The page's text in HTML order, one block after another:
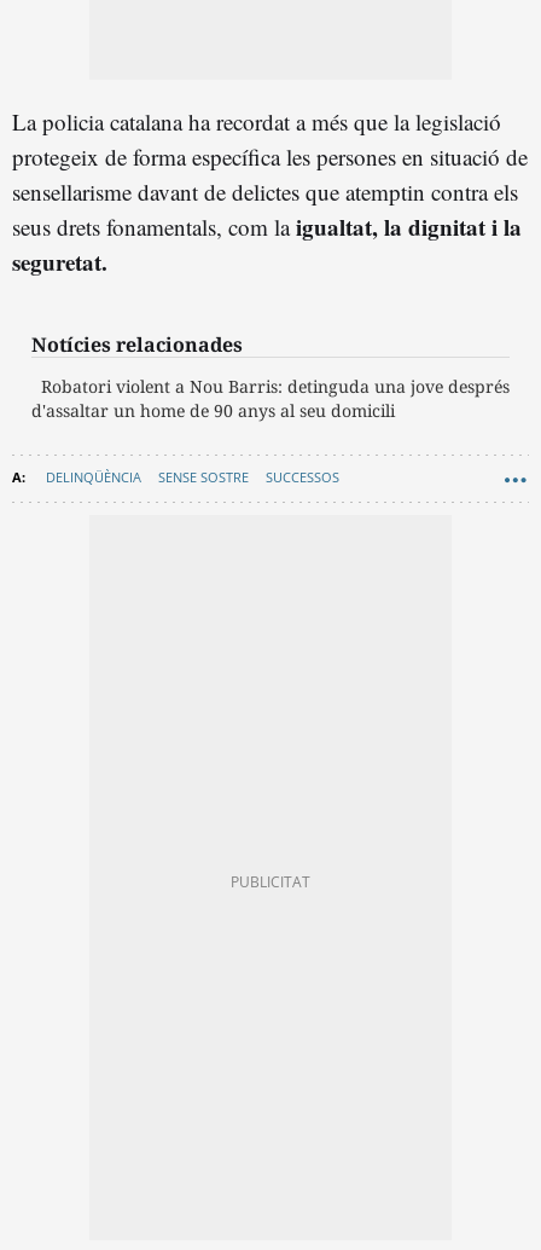
La policia catalana ha recordat a més que la legislació
protegeix de forma específica les persones en situació de
sensellarisme davant de delictes que atemptin contra els
seus drets fonamentals, com laigualtat, la dignitat i la
seguretat.
Notícies relacionades
Robatori violent a Nou Barris: detinguda una jove després
d'assaltar un home de 90 anys al seu domicili
DELINQÜÈNCIA SENSE SOSTRE SUCCESSOS